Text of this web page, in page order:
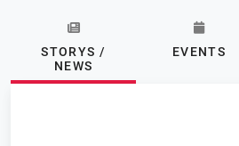
STORYS /
NEWS
EVENTS